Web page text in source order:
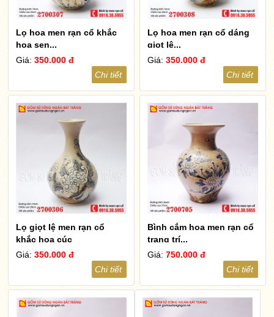
Lọ hoa men rạn cổ khắc
hoa sen...
Giá:350.000 đ
Chi tiết
Lọ hoa men rạn cổ dáng
giọt lệ...
Giá:350.000 đ
Chi tiết
Lọ giọt lệ men rạn cổ
khắc hoa cúc
Giá:350.000 đ
Chi tiết
Bình cắm hoa men rạn cổ
trang trí...
Giá:750.000 đ
Chi tiết